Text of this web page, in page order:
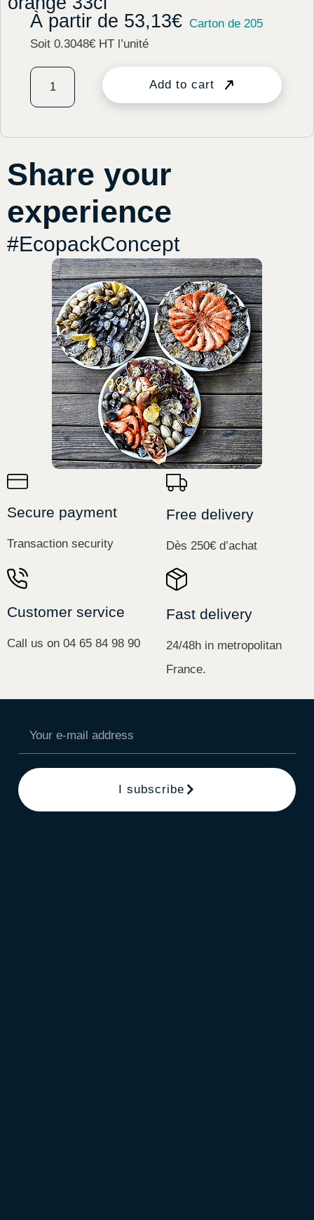
À partir de 53,13€
Soit 0.3048€ HT l’unité
Carton de 205
Add to cart
Share your
experience
#EcopackConcept
Secure payment
Transaction security
Free delivery
Dès 250€ d’achat
Customer service
Call us on 04 65 84 98 90
Fast delivery
24/48h in metropolitan
France.
I subscribe